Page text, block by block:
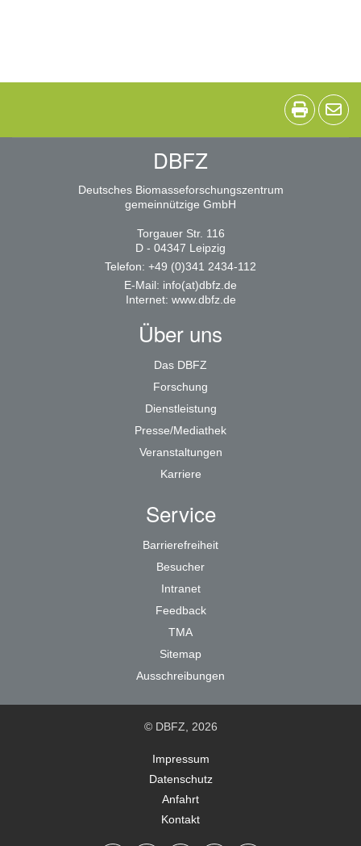
DBFZ
Deutsches Biomasseforschungszentrum
gemeinnützige GmbH
Torgauer Str. 116
D - 04347 Leipzig
Telefon: +49 (0)341 2434-112
E-Mail: info(at)dbfz.de
Internet: www.dbfz.de
Über uns
Das DBFZ
Forschung
Dienstleistung
Presse/Mediathek
Veranstaltungen
Karriere
Service
Barrierefreiheit
Besucher
Intranet
Feedback
TMA
Sitemap
Ausschreibungen
© DBFZ, 2026
Impressum
Datenschutz
Anfahrt
Kontakt